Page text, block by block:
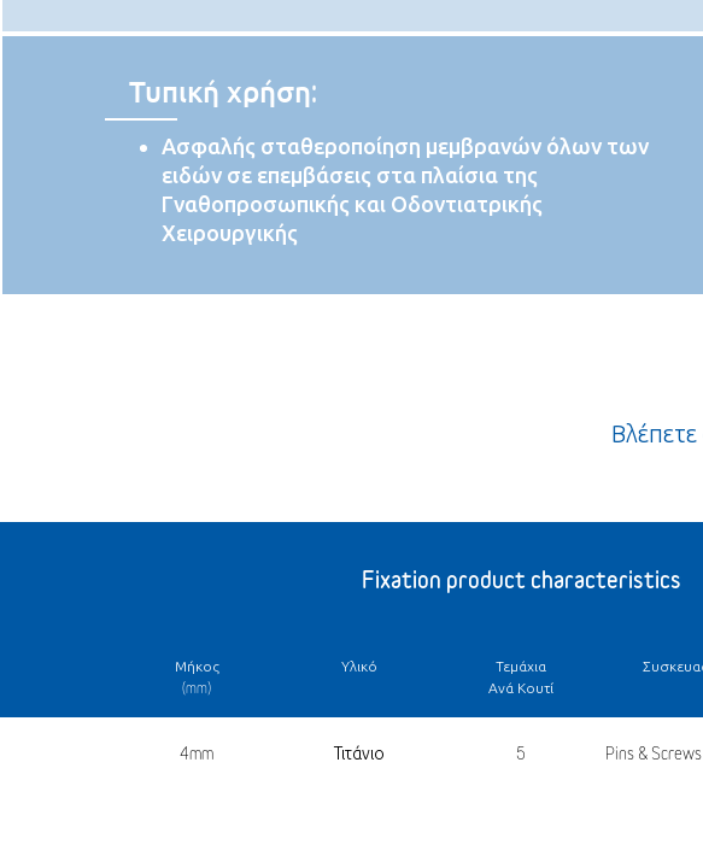
Τυπική χρήση:
Ασφαλής σταθεροποίηση μεμβρανών όλων των
ειδών σε επεμβάσεις στα πλαίσια της
Γναθοπροσωπικής και Οδοντιατρικής
Χειρουργικής
Fixation product characteristics
Μήκος
(mm)
Υλικό
Τεμάχια
Ανά Κουτί
4mm Τιτάνιο 5 Pins &